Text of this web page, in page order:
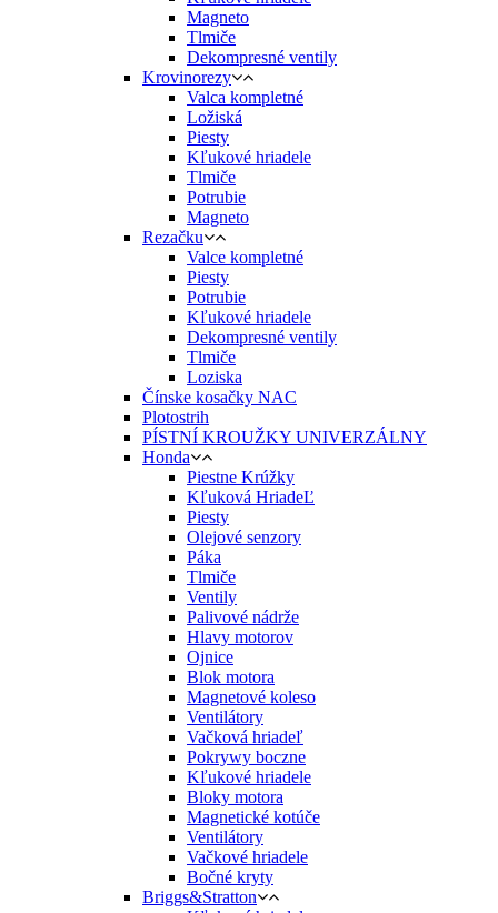
Magneto
Tlmiče
Dekompresné ventily
Krovinorezy
Valca kompletné
Ložiská
Piesty
Kľukové hriadele
Tlmiče
Potrubie
Magneto
Rezačku
Valce kompletné
Piesty
Potrubie
Kľukové hriadele
Dekompresné ventily
Tlmiče
Loziska
Čínske kosačky NAC
Plotostrih
PÍSTNÍ KROUŽKY UNIVERZÁLNY
Honda
Piestne Krúžky
Kľuková HriadeĽ
Piesty
Olejové senzory
Páka
Tlmiče
Ventily
Palivové nádrže
Hlavy motorov
Ojnice
Blok motora
Magnetové koleso
Ventilátory
Vačková hriadeľ
Pokrywy boczne
Kľukové hriadele
Bloky motora
Magnetické kotúče
Ventilátory
Vačkové hriadele
Bočné kryty
Briggs&Stratton